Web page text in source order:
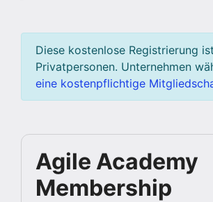
Diese kostenlose Registrierung
Privatpersonen. Unternehmen
eine kostenpflichtige
Agile Academy
Membership